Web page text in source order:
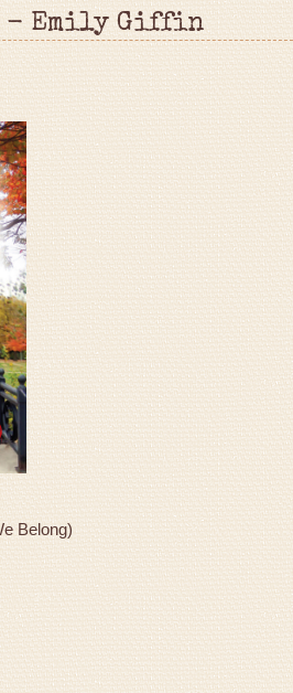
- Emily Giffin
Belong)